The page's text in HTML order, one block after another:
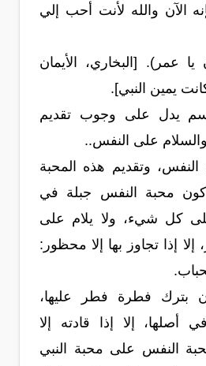
الآن والله لأنت أحب إلي
عمر). [البخاري، الأيمان
يمين النبي].
يدل على وجوب تقديم
على النفس..
النفس، وتقديم هذه المحبة
كون محبة النفس جبلة في
على كل شيء، ولا يلام على
إذا تجاوز بها إلا محظور:
بترك فطرة فطر عليها،
إلا إذا قادته إلا
النفس على محبة النبي